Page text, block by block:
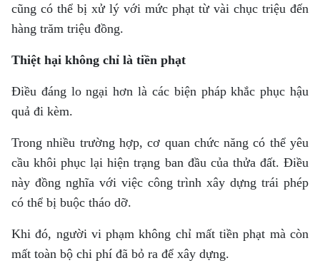
cũng có thể bị xử lý với mức phạt từ vài chục triệu đến
hàng trăm triệu đồng.
Thiệt hại không chỉ là tiền phạt
Điều đáng lo ngại hơn là các biện pháp khắc phục hậu
quả đi kèm.
Trong nhiều trường hợp, cơ quan chức năng có thể yêu
cầu khôi phục lại hiện trạng ban đầu của thửa đất. Điều
này đồng nghĩa với việc công trình xây dựng trái phép
có thể bị buộc tháo dỡ.
Khi đó, người vi phạm không chỉ mất tiền phạt mà còn
mất toàn bộ chi phí đã bỏ ra để xây dựng.